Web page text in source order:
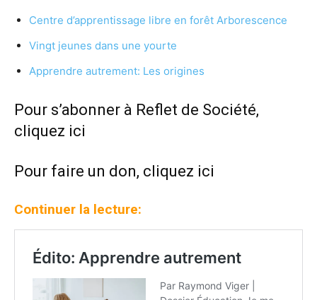
Centre d’apprentissage libre en forêt Arborescence
Vingt jeunes dans une yourte
Apprendre autrement: Les origines
Pour s’abonner à Reflet de Société,
cliquez ici
Pour faire un don, cliquez ici
Continuer la lecture: